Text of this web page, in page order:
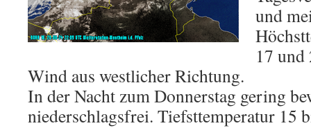
und
17
Wind aus westlicher Richtung.
In der Nacht zum Donnerstag gering
niederschlagsfrei. Tiefsttemperatur 15